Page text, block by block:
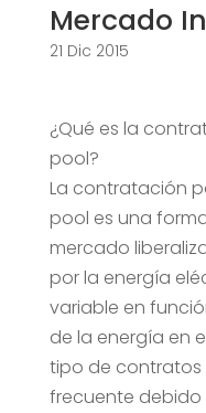
Mercado
21 Dic 2015
¿Qué es la
pool?
La contratación
pool es una
mercado
por la energía
variable en
de la energía en
tipo de contratos
frecuente